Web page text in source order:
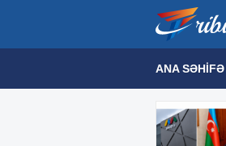
ANA SƏHIFƏ